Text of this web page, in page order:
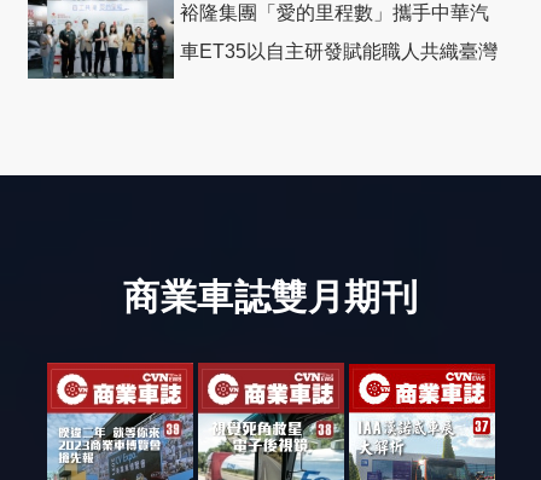
裕隆集團「愛的里程數」攜手中華汽
車ET35以自主研發賦能職人共織臺灣
商業車誌雙月期刊